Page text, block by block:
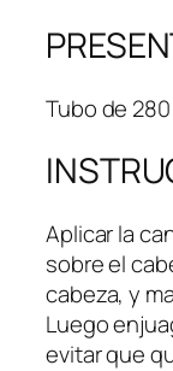
Tubo de 280
Aplicar la
sobre el
cabeza, y
Luego
evitar que